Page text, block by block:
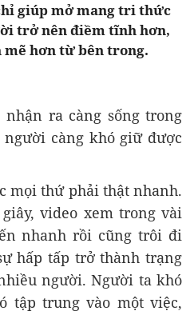
giúp mở mang tri thức
trở nên điềm tĩnh hơn,
mẽ hơn từ bên trong.
ra càng sống trong
càng khó giữ được
mọi thứ phải thật nhanh.
video xem trong vài
nhanh rồi cũng trôi đi
hấp tấp trở thành trạng
người. Người ta khó
tập trung vào một việc,